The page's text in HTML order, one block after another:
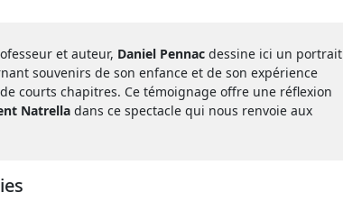
et auteur, Daniel Pennac dessine ici un portrait
souvenirs de son enfance et de son expérience
courts chapitres. Ce témoignage offre une réflexion
Natrella dans ce spectacle qui nous renvoie aux